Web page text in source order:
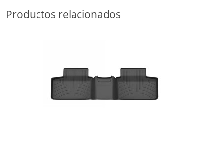
Productos relacionados